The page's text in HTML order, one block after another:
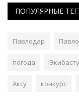
ПОПУЛЯРНЫЕ
Павлодар
погода
Аксу конкурс